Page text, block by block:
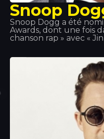
Snoop
Snoop Dogg a été
Awards, dont une fois
chanson rap » avec «
également acteur et
tels que le g-funk, le